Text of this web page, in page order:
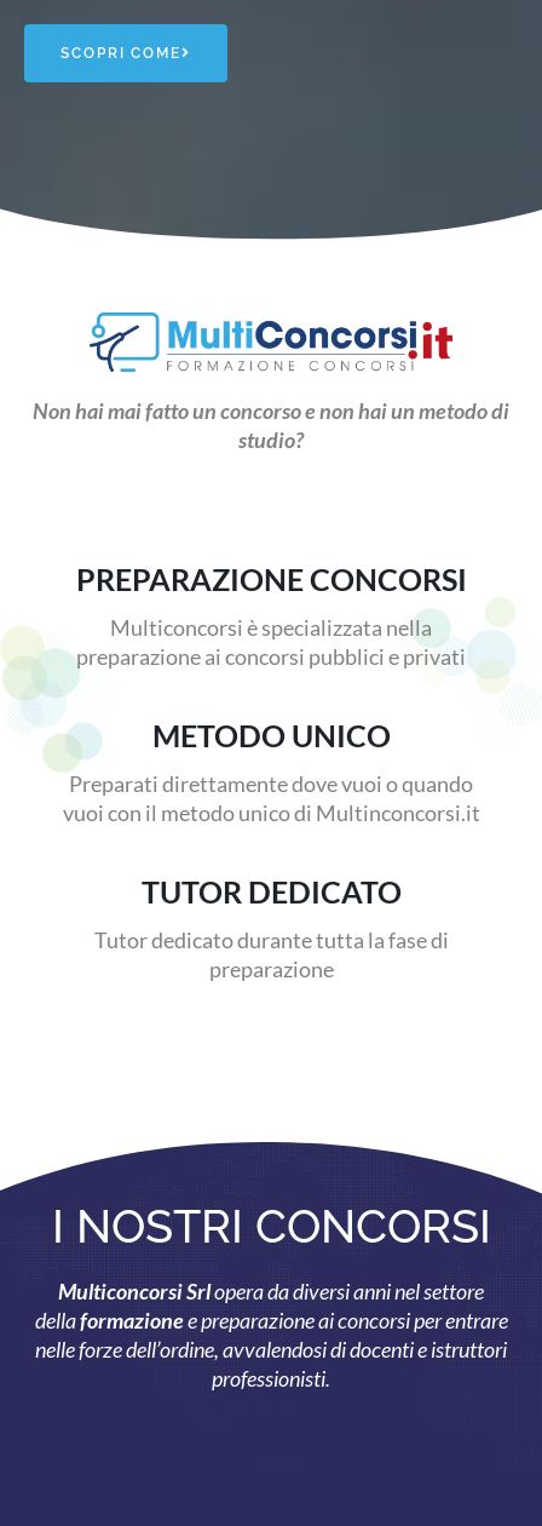
SCOPRI COME
Non hai mai fatto un concorso e non hai un metodo di
studio?
PREPARAZIONE CONCORSI
Multiconcorsi è specializzata nella
preparazione ai concorsi pubblici e privati
METODO UNICO
Preparati direttamente dove vuoi o quando
vuoi con il metodo unico di Multinconcorsi.it
TUTOR DEDICATO
Tutor dedicato durante tutta la fase di
preparazione
I NOSTRI CONCORSI
Multiconcorsi Srlopera da diversi anni nel settore
dellaformazionee preparazione ai concorsi per entrare
nelle forze dell’ordine, avvalendosi di docenti e istruttori
professionisti.